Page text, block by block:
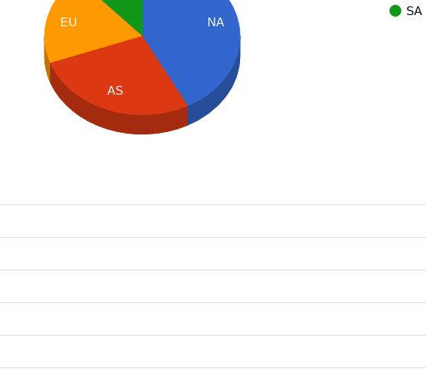
SA
NA
EU
AS